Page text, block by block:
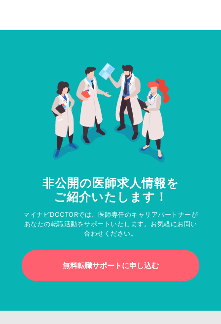
非公開の医師求人情報を
ご紹介いたします！
マイナビDOCTORでは、医師専任のキャリアパートナーが
あなたの転職活動をサポートいたします。お気軽にお問い
合わせください。
無料転職サポートに申し込む